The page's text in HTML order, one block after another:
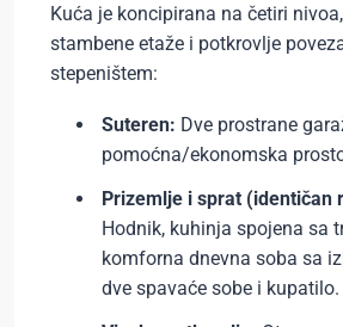
Kuća je koncipirana na četiri
stambene etaže i potkrovlje
stepeništem:
Suteren: Dve prostrane
pomoćna/ekonomska
Prizemlje i sprat (identičan
Hodnik, kuhinja spojena sa
komforna dnevna soba sa
dve spavaće sobe i kupatilo.